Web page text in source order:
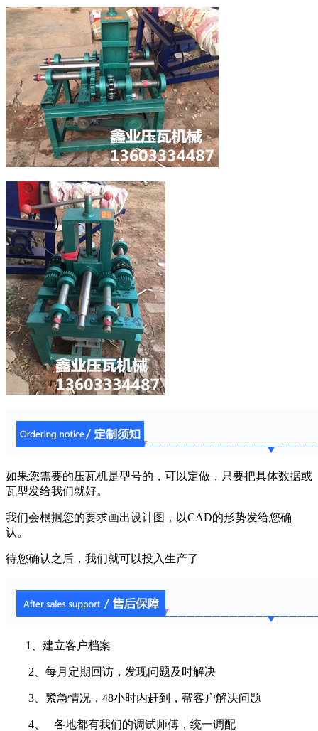
如果您需要的压瓦机是型号的，可以定做，只要把具体数据或
瓦型发给我们就好。
我们会根据您的要求画出设计图，以CAD的形势发给您确
认。
待您确认之后，我们就可以投入生产了
1、建立客户档案
2、每月定期回访，发现问题及时解决
3、紧急情况，48小时内赶到，帮客户解决问题
4、 各地都有我们的调试师傅，统一调配